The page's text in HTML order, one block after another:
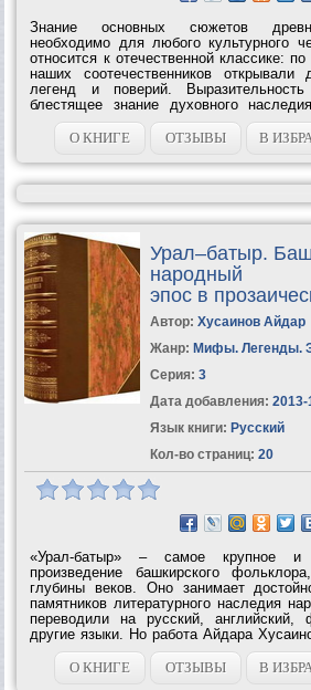
Знание основных сюжетов
необходимо для любого культурного
относится к отечественной классике:
наших соотечественников
легенд и поверий.
блестящее знание духовного
основные черты книги Н.А....
О КНИГЕ
ОТЗЫВЫ В
Урал–батыр.
народный
эпос в
Автор: Хусаинов Айдар
Жанр: Мифы. Легенды.
Серия: 3
Дата добавления: 2013-
Язык книги: Русский
Кол-во страниц: 20
«Урал-батыр» – самое крупное и
произведение башкирского
глубины веков. Оно занимает
памятников литературного наследия
переводили на русский, английский,
другие языки. Но работа Айдара
писателя Башкортостана Ахияра
талантливое...
О КНИГЕ ОТЗЫВЫ В